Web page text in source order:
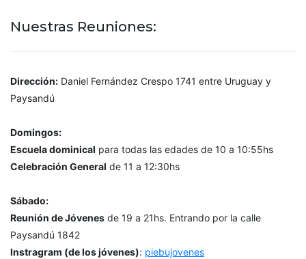
Nuestras Reuniones:
Dirección: Daniel Fernández Crespo 1741 entre Uruguay y
Paysandú
Domingos:
Escuela dominical para todas las edades de 10 a 10:55hs
Celebración General de 11 a 12:30hs
Sábado:
Reunión de Jóvenes de 19 a 21hs. Entrando por la calle
Paysandú 1842
Instragram (de los jóvenes): piebujovenes